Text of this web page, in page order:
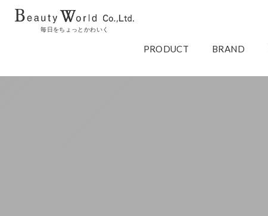
毎日をちょっとかわいく
PRODUCT BRAND